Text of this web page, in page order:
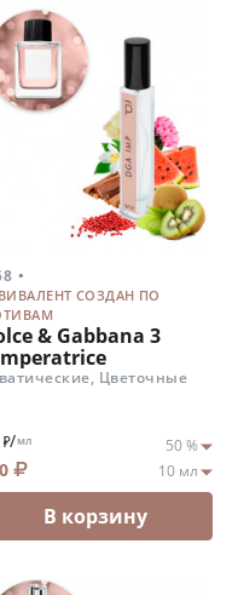
.
СОЗДАН ПО
& Gabbana 3
Цветочные
/мл
В корзину